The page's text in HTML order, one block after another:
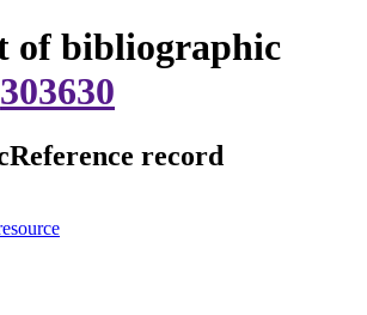
of bibliographic
303630
record